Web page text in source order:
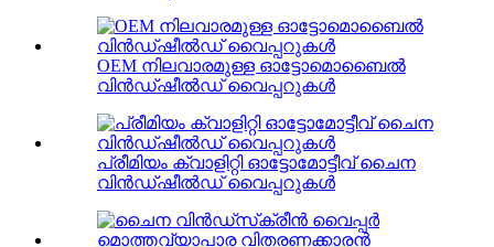
OEM നിലവാരമുള്ള ഓട്ടോമൊബൈൽ
വിൻഡ്ഷീൽഡ് വൈപ്പറുകൾ
പ്രീമിയം ക്വാളിറ്റി ഓട്ടോമോട്ടീവ് ചൈന
വിൻഡ്ഷീൽഡ് വൈപ്പറുകൾ